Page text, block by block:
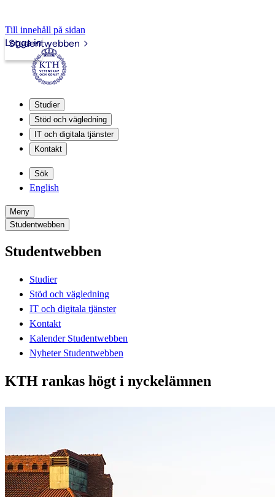
Till innehåll på sidan
Studentwebben
Logga in
Studier
Stöd och vägledning
IT och digitala tjänster
Kontakt
Sök
English
Meny
Studentwebben
Studentwebben
Studier
Stöd och vägledning
IT och digitala tjänster
Kontakt
Kalender Studentwebben
Nyheter Studentwebben
KTH rankas högt i nyckelämnen